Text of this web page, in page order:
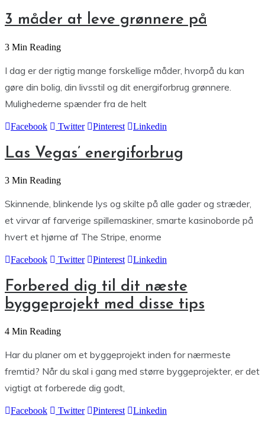
3 måder at leve grønnere på
3 Min Reading
I dag er der rigtig mange forskellige måder, hvorpå du kan
gøre din bolig, din livsstil og dit energiforbrug grønnere.
Mulighederne spænder fra de helt
Facebook Twitter Pinterest Linkedin
Las Vegas’ energiforbrug
3 Min Reading
Skinnende, blinkende lys og skilte på alle gader og stræder,
et virvar af farverige spillemaskiner, smarte kasinoborde på
hvert et hjørne af The Stripe, enorme
Facebook Twitter Pinterest Linkedin
Forbered dig til dit næste
byggeprojekt med disse tips
4 Min Reading
Har du planer om et byggeprojekt inden for nærmeste
fremtid? Når du skal i gang med større byggeprojekter, er det
vigtigt at forberede dig godt,
Facebook Twitter Pinterest Linkedin